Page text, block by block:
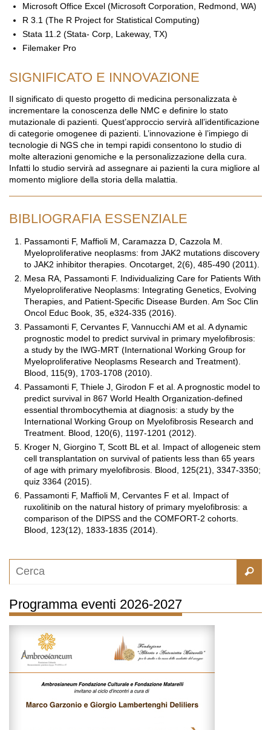
Microsoft Office Excel (Microsoft Corporation, Redmond, WA)
R 3.1 (The R Project for Statistical Computing)
Stata 11.2 (Stata- Corp, Lakeway, TX)
Filemaker Pro
SIGNIFICATO E INNOVAZIONE
Il significato di questo progetto di medicina personalizzata è
incrementare la conoscenza delle NMC e definire lo stato
mutazionale di pazienti. Quest’approccio servirà all’identificazione
di categorie omogenee di pazienti. L’innovazione è l’impiego di
tecnologie di NGS che in tempi rapidi consentono lo studio di
molte alterazioni genomiche e la personalizzazione della cura.
Infatti lo studio servirà ad assegnare ai pazienti la cura migliore al
momento migliore della storia della malattia.
BIBLIOGRAFIA ESSENZIALE
Passamonti F, Maffioli M, Caramazza D, Cazzola M.
Myeloproliferative neoplasms: from JAK2 mutations discovery
to JAK2 inhibitor therapies. Oncotarget, 2(6), 485-490 (2011).
Mesa RA, Passamonti F. Individualizing Care for Patients With
Myeloproliferative Neoplasms: Integrating Genetics, Evolving
Therapies, and Patient-Specific Disease Burden. Am Soc Clin
Oncol Educ Book, 35, e324-335 (2016).
Passamonti F, Cervantes F, Vannucchi AM et al. A dynamic
prognostic model to predict survival in primary myelofibrosis:
a study by the IWG-MRT (International Working Group for
Myeloproliferative Neoplasms Research and Treatment).
Blood, 115(9), 1703-1708 (2010).
Passamonti F, Thiele J, Girodon F et al. A prognostic model to
predict survival in 867 World Health Organization-defined
essential thrombocythemia at diagnosis: a study by the
International Working Group on Myelofibrosis Research and
Treatment. Blood, 120(6), 1197-1201 (2012).
Kroger N, Giorgino T, Scott BL et al. Impact of allogeneic stem
cell transplantation on survival of patients less than 65 years
of age with primary myelofibrosis. Blood, 125(21), 3347-3350;
quiz 3364 (2015).
Passamonti F, Maffioli M, Cervantes F et al. Impact of
ruxolitinib on the natural history of primary myelofibrosis: a
comparison of the DIPSS and the COMFORT-2 cohorts.
Blood, 123(12), 1833-1835 (2014).
Programma eventi 2026-2027